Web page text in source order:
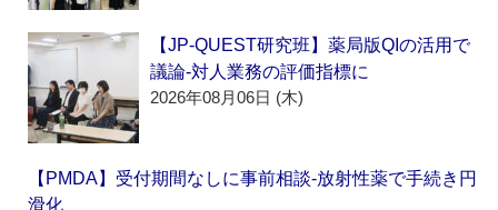
【JP-QUEST研究班】薬局版QIの活用で
議論‐対人業務の評価指標に
2026年08月06日 (木)
【PMDA】受付期間なしに事前相談‐放射性薬で手続き円
滑化